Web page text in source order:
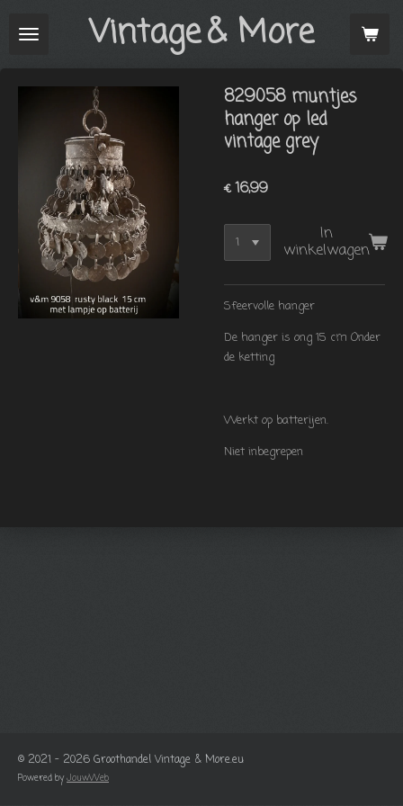
direct
Vintage& More
829058 muntjes
hanger op led
vintage grey
€ 16,99
In
winkelwagen
Sfeervolle hanger
De hanger is ong 15 cm Onder
de ketting
Werkt op batterijen.
Niet inbegrepen
© 2021 - 2026 Groothandel Vintage & More.eu
Powered byJouwWeb